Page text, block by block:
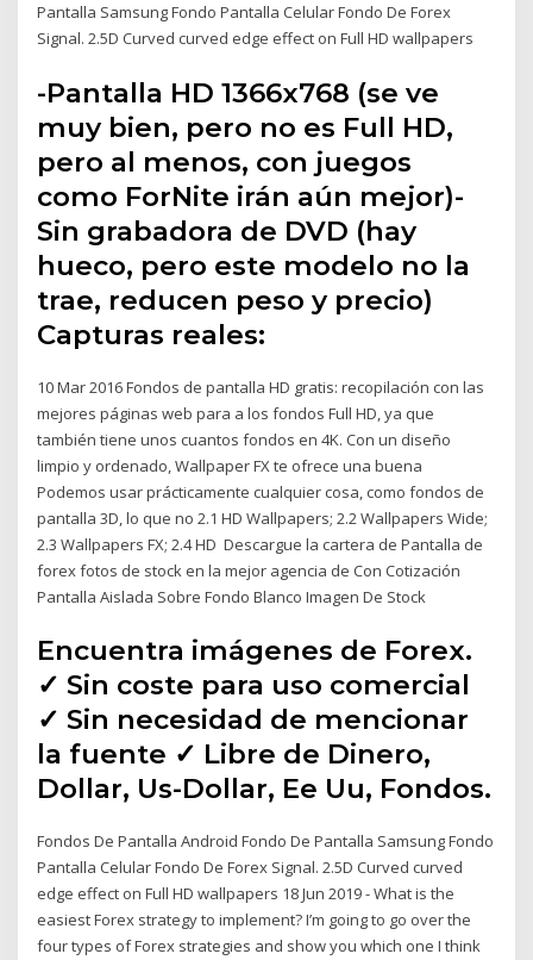
Pantalla Samsung Fondo Pantalla Celular Fondo De Forex
Signal. 2.5D Curved curved edge effect on Full HD wallpapers
-Pantalla HD 1366x768 (se ve
muy bien, pero no es Full HD,
pero al menos, con juegos
como ForNite irán aún mejor)-
Sin grabadora de DVD (hay
hueco, pero este modelo no la
trae, reducen peso y precio)
Capturas reales:
10 Mar 2016 Fondos de pantalla HD gratis: recopilación con las
mejores páginas web para a los fondos Full HD, ya que
también tiene unos cuantos fondos en 4K. Con un diseño
limpio y ordenado, Wallpaper FX te ofrece una buena
Podemos usar prácticamente cualquier cosa, como fondos de
pantalla 3D, lo que no 2.1 HD Wallpapers; 2.2 Wallpapers Wide;
2.3 Wallpapers FX; 2.4 HD Descargue la cartera de Pantalla de
forex fotos de stock en la mejor agencia de Con Cotización
Pantalla Aislada Sobre Fondo Blanco Imagen De Stock
Encuentra imágenes de Forex.
✓ Sin coste para uso comercial
✓ Sin necesidad de mencionar
la fuente ✓ Libre de Dinero,
Dollar, Us-Dollar, Ee Uu, Fondos.
Fondos De Pantalla Android Fondo De Pantalla Samsung Fondo
Pantalla Celular Fondo De Forex Signal. 2.5D Curved curved
edge effect on Full HD wallpapers 18 Jun 2019 - What is the
easiest Forex strategy to implement? I’m going to go over the
four types of Forex strategies and show you which one I think